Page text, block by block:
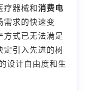
疗器械和消费电
需求的快速变
式已无法满足
定引入先进的树
设计自由度和生